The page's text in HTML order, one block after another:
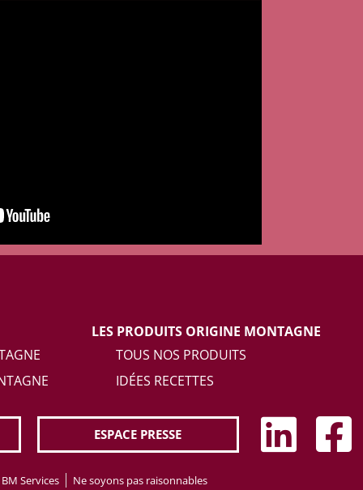
LES PRODUITS ORIGINE MONTAGNE
TOUS NOS PRODUITS
IDÉES RECETTES
ESPACE PRESSE
BM Services Ne soyons pas raisonnables